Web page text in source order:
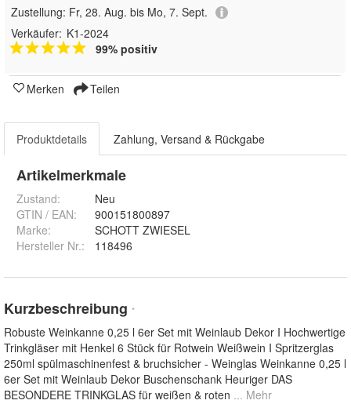
Zustellung: Fr, 28. Aug. bis Mo, 7. Sept.
Verkäufer: K1-2024
99% positiv
Merken Teilen
Produktdetails Zahlung, Versand & Rückgabe
Artikelmerkmale
Zustand:
Neu
GTIN / EAN:
900151800897
Marke:
SCHOTT ZWIESEL
Hersteller Nr.:
118496
Kurzbeschreibung *
Robuste Weinkanne 0,25 l 6er Set mit Weinlaub Dekor I Hochwertige
Trinkgläser mit Henkel 6 Stück für Rotwein Weißwein I Spritzerglas
250ml spülmaschinenfest & bruchsicher - Weinglas Weinkanne 0,25 l
6er Set mit Weinlaub Dekor Buschenschank Heuriger DAS
BESONDERE TRINKGLAS für weißen & roten ... Mehr